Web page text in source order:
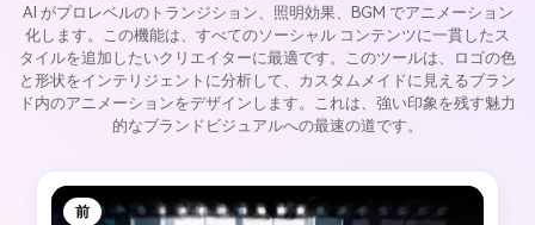
AI がプロレベルのトランジション、照明効果、BGM でアニメーション
化します。この機能は、すべてのソーシャル コンテンツに一貫したス
タイルを追加したいクリエイターに最適です。このツールは、ロゴの色
と形状をインテリジェントに分析して、カスタムメイドに見えるブラン
ド内のアニメーションをデザインします。これは、強い印象を残す魅力
的なブランドビジュアルへの最速の道です。
前